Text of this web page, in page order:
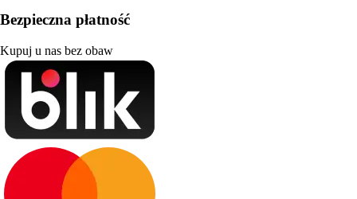
Bezpieczna płatność
Kupuj u nas bez obaw